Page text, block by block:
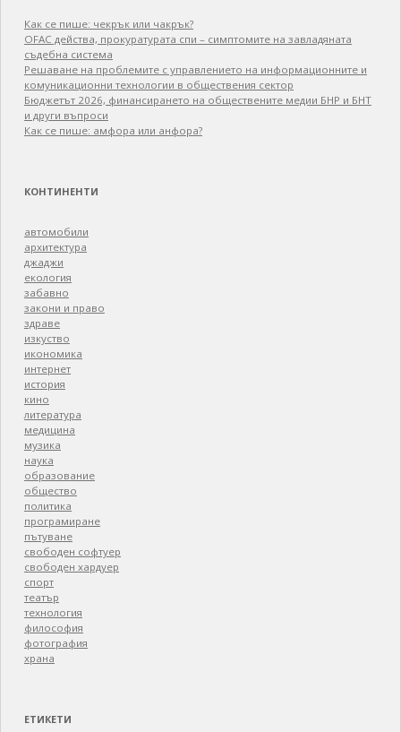
Как се пише: чекрък или чакрък?
OFAC действа, прокуратурата спи – симптомите на завладяната
съдебна система
Решаване на проблемите с управлението на информационните и
комуникационни технологии в обществения сектор
Бюджетът 2026, финансирането на обществените медии БНР и БНТ
и други въпроси
Как се пише: амфора или анфора?
КОНТИНЕНТИ
автомобили
архитектура
джаджи
екология
забавно
закони и право
здраве
изкуство
икономика
интернет
история
кино
литература
медицина
музика
наука
образование
общество
политика
програмиране
пътуване
свободен софтуер
свободен хардуер
спорт
театър
технология
философия
фотография
храна
ЕТИКЕТИ